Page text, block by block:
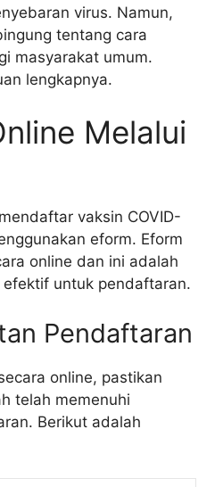
virus. Namun,
tentang cara
masyarakat umum.
lengkapnya.
Melalui
vaksin COVID-
eform. Eform
online dan ini adalah
untuk pendaftaran.
Pendaftaran
online, pastikan
telah memenuhi
Berikut adalah